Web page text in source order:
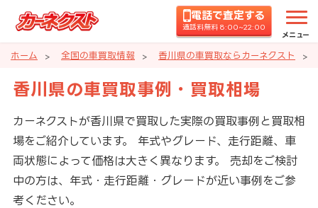
電話で査定する
通話料無料 8:00~22:00
メニュー
ホーム 全国の車買取情報 香川県の車買取ならカーネクスト
香川県の車買取事例・買取相場
カーネクストが香川県で買取した実際の買取事例と買取相
場をご紹介しています。 年式やグレード、走行距離、車
両状態によって価格は大きく異なります。 売却をご検討
中の方は、年式・走行距離・グレードが近い事例をご参
考ください。